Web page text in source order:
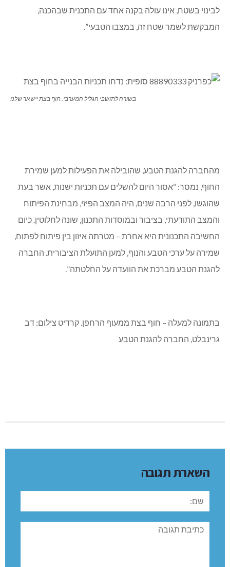
לבינוי בשטח, אינו עולה בקנה אחד עם התכנית שבהכנה,
המבקשת לשמר שטח זה, במצבו הטבעי”.
בשורה לתושבי הגליל המערבי. חוף בצת יישאר שלנו
מהחברה להגנת הטבע, שהובילה את הפעילות למען שמירת
החוף, נמסר: “אסור היום להשלים עם תכניות ישנות, אשר בעת
שהוגשו, לפני הרבה שנים, היה המצב הפיזי, מבחינת הפיתוח
והמצב התודעתי, בציבור ובמוסדות התכנון, שונה לחלוטין. כיום
החשיבה התכנונית היא אחרת – מטרתה איזון בין פיתוח לפתוח,
שמירה על ערכי הטבע והנוף, למען התועלת הציבורית. החברה
להגנת הטבע מברכת את הוועדה על החלטתה”.
בתמונה למעלה – חוף בצת ממעוף הרחפן. קרדיט צילום: דב
גרינבלט, החברה להגנת הטבע
השארת תגובה
שם:
תגובה